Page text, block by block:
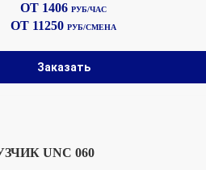
ОТ 1406РУБ/ЧАС
ОТ 11250РУБ/СМЕНА
Заказать
UNC 060